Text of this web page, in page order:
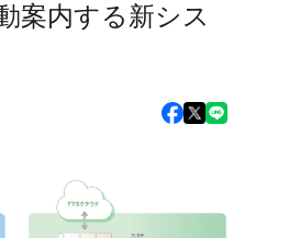
案内する新シス